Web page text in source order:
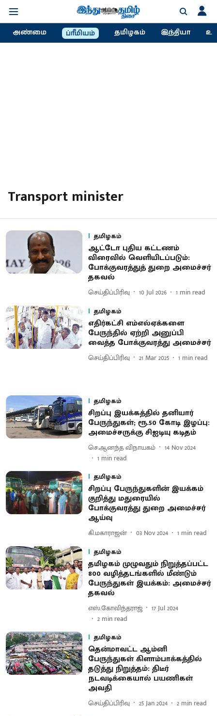
அண்மை ப்ரீமியம் தமிழகம் இந்தியா
Transport minister
தமிழகம்
ஆட்டோ புதிய கட்டணம்
விரைவில் வெளியிடப்படும்:
போக்குவரத்துத் துறை அமைச்சர்
தகவல்
செய்திப்பிரிவு 10 Jul 2026 1 min read
தமிழகம்
எதிர்கட்சி எம்எல்ஏக்களை
பேருந்தில் ஏற்றி அனுப்பி
வைத்த போக்குவரத்து அமைச்சர்
செய்திப்பிரிவு 21 Mar 2025 1 min read
தமிழகம்
சிறப்பு இயக்கத்தில் தனியார்
பேருந்துகள்; ரூ.50 கோடி இழப்பு:
அமைச்சருக்கு சிஐடியு கடிதம்
செ.ஆனந்த விநாயகம்
14 Nov 2024
1 min read
தமிழகம்
சிறப்பு பேருந்துகளின் இயக்கம்
குறித்து மதுரையில்
போக்குவரத்து துறை அமைச்சர்
ஆய்வு
கி.மகாராஜன் 03 Nov 2024 1 min read
தமிழகம்
தமிழகம் முழுவதும் நிறுத்தப்பட்ட
800 வழித்தடங்களில் மீண்டும்
பேருந்துகள் இயக்கம்: அமைச்சர்
தகவல்
எஸ்.கோவிந்தராஜ்
17 Jul 2024
2 min read
தமிழகம்
தென்மாவட்ட ஆம்னி
பேருந்துகள் கிளாம்பாக்கத்தில்
தடுத்து நிறுத்தம்: திடீர்
நடவடிக்கையால் பயணிகள்
அவதி
செய்திப்பிரிவு 25 Jan 2024 2 min read